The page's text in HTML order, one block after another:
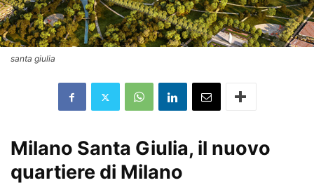
santa giulia
Milano Santa Giulia, il nuovo
quartiere di Milano